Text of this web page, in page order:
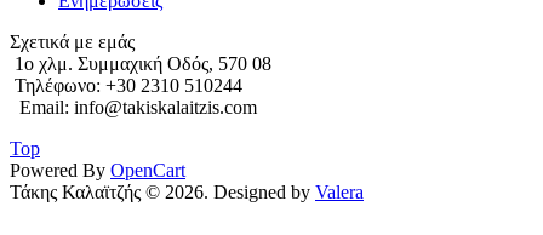
Σχετικά με εμάς
1o χλμ. Συμμαχική Οδός, 570 08
Τηλέφωνο: +30 2310 510244
Email: info@takiskalaitzis.com
Top
Powered By OpenCart
Τάκης Καλαϊτζής © 2026. Designed by Valera